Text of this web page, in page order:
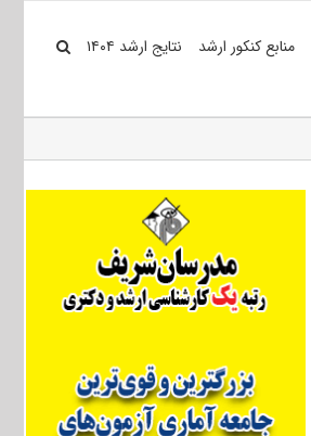
منابع کنکور ارشد نتایج ارشد ۱۴۰۴